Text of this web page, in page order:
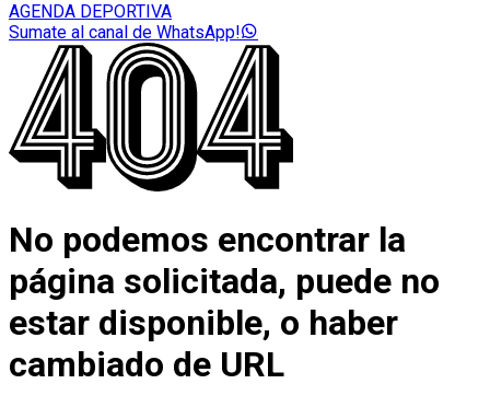
AGENDA DEPORTIVA
Sumate al canal de WhatsApp!
No podemos encontrar la
página solicitada, puede no
estar disponible, o haber
cambiado de URL